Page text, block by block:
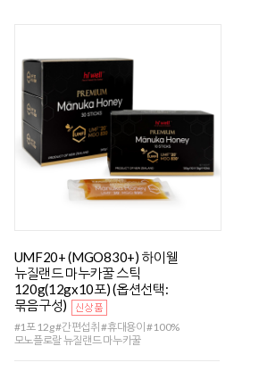
UMF20+ (MGO830+) 하이웰
뉴질랜드 마누카꿀 스틱
120g(12gx10포) (옵션선택:
묶음구성)
#1포 12g #간편섭취 #휴대용이 #100%
모노플로랄 뉴질랜드 마누카꿀